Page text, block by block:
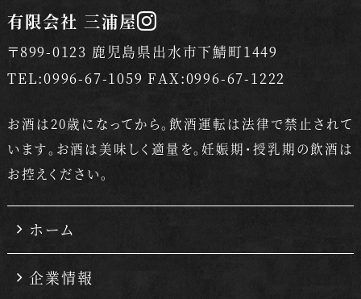
有限会社 三浦屋
〒899-0123 鹿児島県出水市下鯖町1449
TEL:0996-67-1059 FAX:0996-67-1222
お酒は20歳になってから。飲酒運転は法律で禁止されて
います。 お酒は美味しく適量を。妊娠期・授乳期の飲酒は
お控えください。
ホーム
企業情報